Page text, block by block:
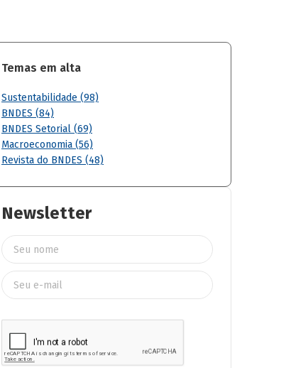
Temas em alta
Sustentabilidade (98)
BNDES (84)
BNDES Setorial (69)
Macroeconomia (56)
Revista do BNDES (48)
Newsletter